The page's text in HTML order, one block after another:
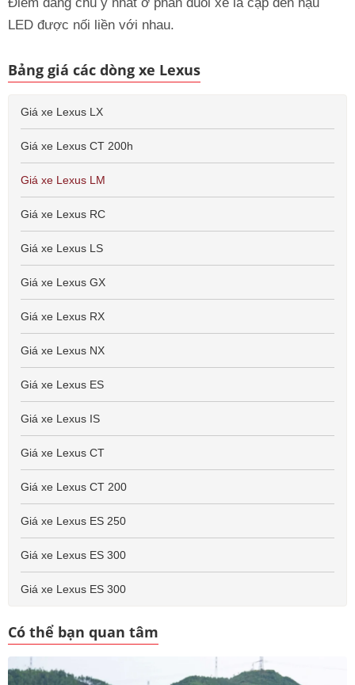
LED được nối liền với nhau.
Bảng giá các dòng xe Lexus
Giá xe Lexus LX
Giá xe Lexus CT 200h
Giá xe Lexus LM
Giá xe Lexus RC
Giá xe Lexus LS
Giá xe Lexus GX
Giá xe Lexus RX
Giá xe Lexus NX
Giá xe Lexus ES
Giá xe Lexus IS
Giá xe Lexus CT
Giá xe Lexus CT 200
Giá xe Lexus ES 250
Giá xe Lexus ES 300
Giá xe Lexus ES 300
Có thể bạn quan tâm